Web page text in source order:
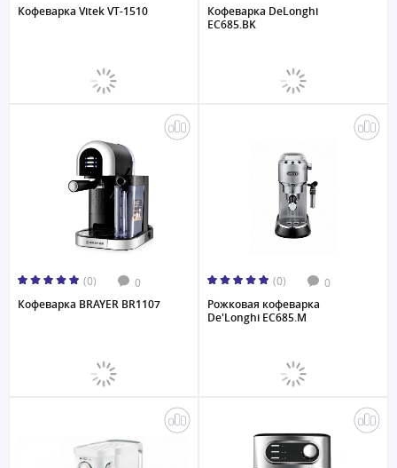
Кофеварка Vitek VT-1510
Кофеварка DeLonghi
EC685.BK
(0) 0
Кофеварка BRAYER BR1107
(0) 0
Рожковая кофеварка
De'Longhi EC685.M